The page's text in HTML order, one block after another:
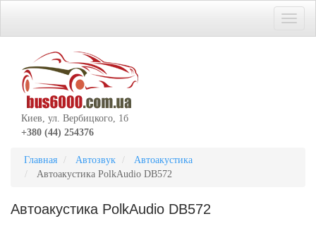
Киев, ул. Вербицкого, 1б
+380 (44) 254376
Главная Автозвук
Автоакустика
Автоакустика PolkAudio DB572
Автоакустика PolkAudio DB572